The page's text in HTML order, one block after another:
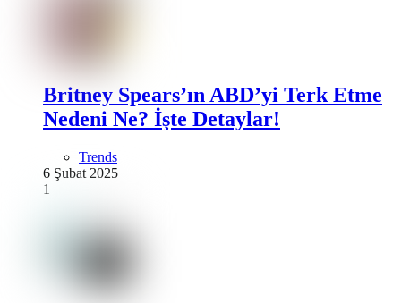
Britney Spears’ın ABD’yi Terk Etme
Nedeni Ne? İşte Detaylar!
Trends
6 Şubat 2025
1